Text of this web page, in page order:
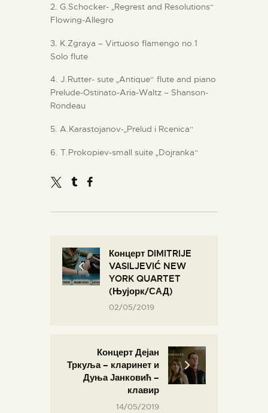
2. G.Schocker- „Regrest and Resolutions“
Flowing-Allegro
3. K.Zgraya – Virtuoso flamengo no.1
Solo flute
4. J.Rutter- sute „Antique“ flute and piano
Prelude-Ostinato-Aria-Waltz – Shanson-
Rondeau
5. A.Karastojanov-„Prelud i Rcenica“
6. T.Prokopiev-small suite „Dojranka“
Концерт DIMITRIJE
VASILJEVIĆ NEW
YORK QUARTET
(Њујорк/САД)
02/05/2019
Концерт Дејан
Тркуља – кларинет и
Дуња Јанковић –
клавир
14/05/2019